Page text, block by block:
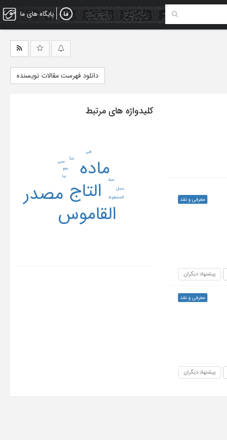
پایگاه های ما
دانلود فهرست مقالات نویسنده
معرفی و نقد
پیشنهاد دیگران
معرفی و نقد
پیشنهاد دیگران
کلیدواژه های مرتبط
التاج
القاموس
ماده
مصدر
المخطوط
بدا
خلأ
سنة
عجل
عفو
عمی
فنی